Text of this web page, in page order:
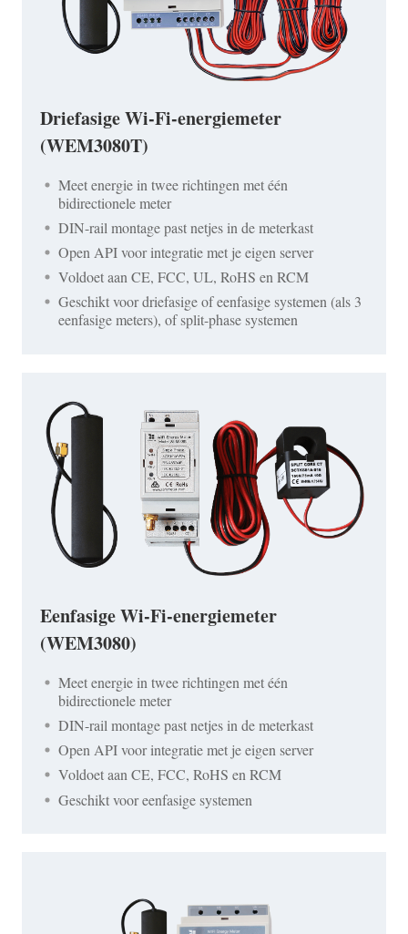
Driefasige Wi-Fi-energiemeter
(WEM3080T)
Meet energie in twee richtingen met één
bidirectionele meter
DIN-rail montage past netjes in de meterkast
Open API voor integratie met je eigen server
Voldoet aan CE, FCC, UL, RoHS en RCM
Geschikt voor driefasige of eenfasige systemen (als 3
eenfasige meters), of split-phase systemen
Eenfasige Wi-Fi-energiemeter
(WEM3080)
Meet energie in twee richtingen met één
bidirectionele meter
DIN-rail montage past netjes in de meterkast
Open API voor integratie met je eigen server
Voldoet aan CE, FCC, RoHS en RCM
Geschikt voor eenfasige systemen